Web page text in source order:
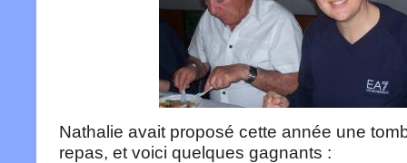
Nathalie avait proposé cette année une
repas, et voici quelques gagnants :